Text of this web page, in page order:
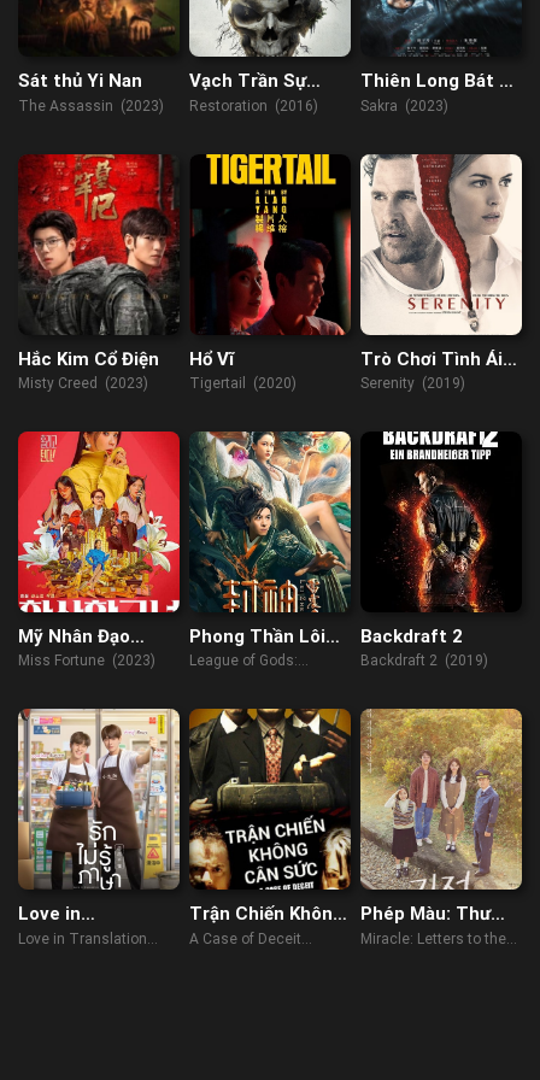
Sát thủ Yi Nan
The Assassin (2023)
Vạch Trần Sự
Thật
Restoration (2016)
Thiên Long Bát Bộ
Kiều Phong
Sakra (2023)
Hắc Kim Cổ Điện
Misty Creed (2023)
Hổ Vĩ
Tigertail (2020)
Trò Chơi Tình Ái
2019
Serenity (2019)
Mỹ Nhân Đạo
Chích
Miss Fortune (2023)
Phong Thần Lôi
Chấn Tử
League of Gods:
Backdraft 2
Backdraft 2 (2019)
Love in
Translation
Love in Translation
Trận Chiến Không
Cân Sức
A Case of Deceit
Phép Màu: Thư
Gửi Tổng Thống
Miracle: Letters to the